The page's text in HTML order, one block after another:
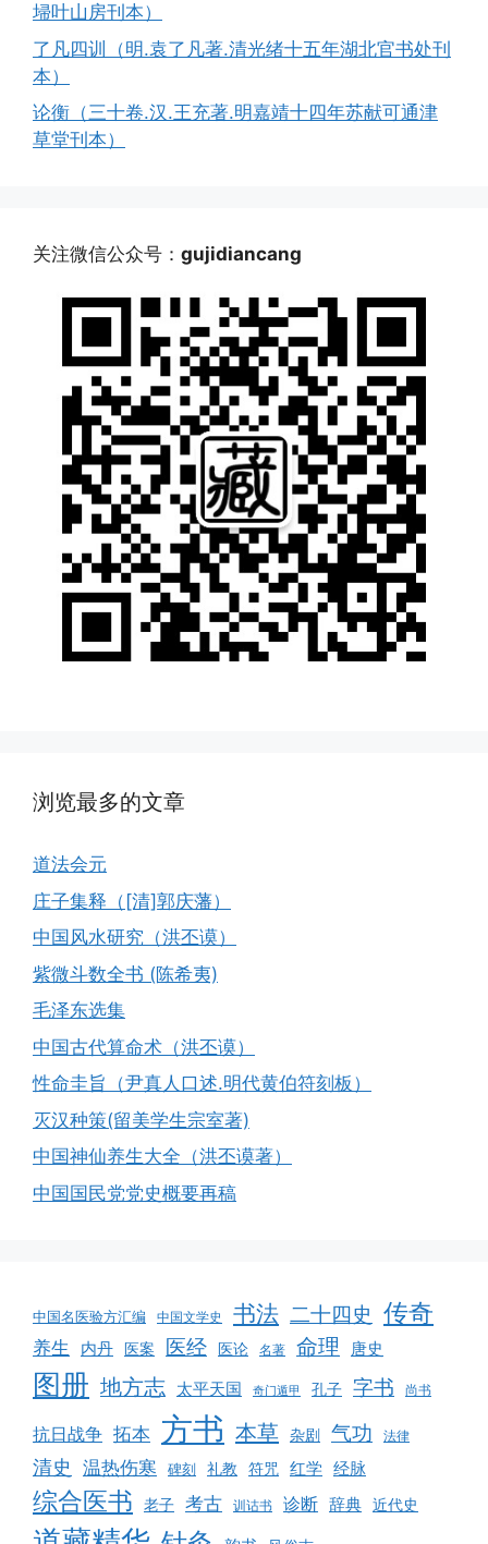
埽叶山房刊本）
了凡四训（明.袁了凡著.清光绪十五年湖北官书处刊
本）
论衡（三十卷.汉.王充著.明嘉靖十四年苏献可通津
草堂刊本）
关注微信公众号： gujidiancang
浏览最多的文章
道法会元
庄子集释（[清]郭庆藩）
中国风水研究（洪丕谟）
紫微斗数全书 (陈希夷)
毛泽东选集
中国古代算命术（洪丕谟）
性命圭旨（尹真人口述.明代黄伯符刻板）
灭汉种策(留美学生宗室著)
中国神仙养生大全（洪丕谟著）
中国国民党党史概要再稿
中国名医验方汇编 中国文学史 书法 二十四史 传奇
养生 内丹 医案 医经 医论 名著 命理 唐史
图册 地方志 太平天国 奇门遁甲 孔子 字书 尚书
抗日战争 拓本 方书 本草 杂剧 气功 法律
清史 温热伤寒 碑刻 礼教 符咒 红学 经脉
综合医书 老子 考古 训诂书 诊断 辞典 近代史